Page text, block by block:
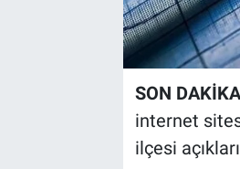
SON
internet
ilçesi